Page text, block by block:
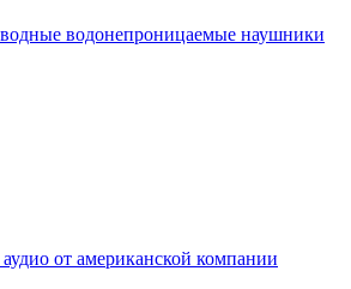
водонепроницаемые наушники